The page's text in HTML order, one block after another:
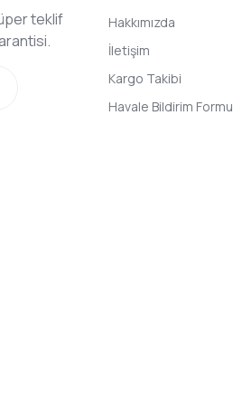
teklif
Hakkımızda
İletişim
Kargo Takibi
Havale Bildirim Formu